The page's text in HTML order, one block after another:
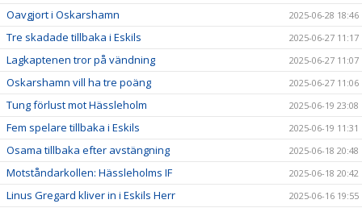
Oavgjort i Oskarshamn 2025-06-28 18:46
Tre skadade tillbaka i Eskils 2025-06-27 11:17
Lagkaptenen tror på vändning 2025-06-27 11:07
Oskarshamn vill ha tre poäng 2025-06-27 11:06
Tung förlust mot Hässleholm 2025-06-19 23:08
Fem spelare tillbaka i Eskils 2025-06-19 11:31
Osama tillbaka efter avstängning 2025-06-18 20:48
Motståndarkollen: Hässleholms IF 2025-06-18 20:42
Linus Gregard kliver in i Eskils Herr 2025-06-16 19:55